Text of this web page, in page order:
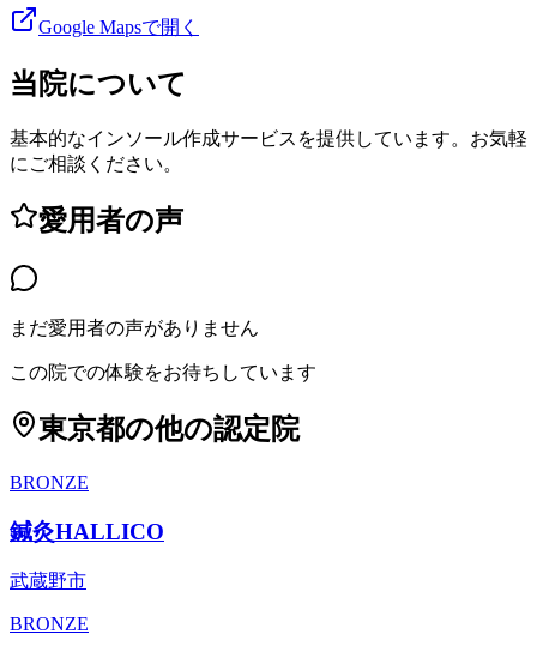
Google Mapsで開く
当院について
基本的なインソール作成サービスを提供しています。お気軽
にご相談ください。
愛用者の声
まだ愛用者の声がありません
この院での体験をお待ちしています
東京都の他の認定院
BRONZE
鍼灸HALLICO
武蔵野市
BRONZE